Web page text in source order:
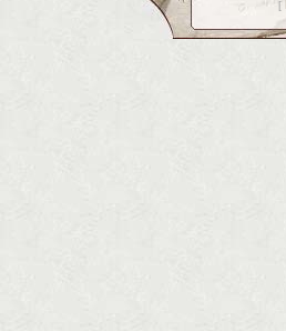
[